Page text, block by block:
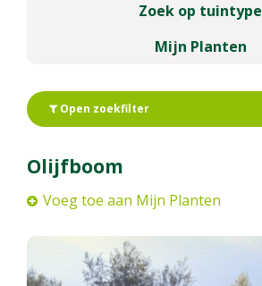
Zoek op tuintype
Mijn Planten
Open zoekfilter
Olijfboom
Voeg toe aan Mijn Planten